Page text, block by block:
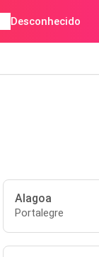
Desconhecido
Alagoa
Portalegre